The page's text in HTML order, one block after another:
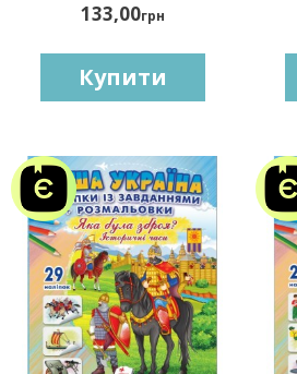
133,00грн
Купити